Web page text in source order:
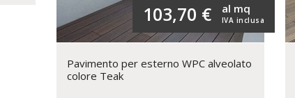
103,70 € IVA inclusa
al mq
Pavimento per esterno WPC alveolato
colore Teak